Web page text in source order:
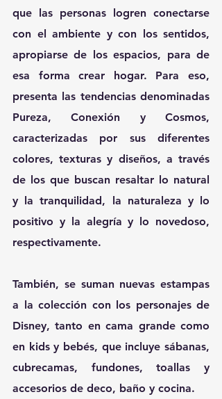
que las personas logren conectarse
con el ambiente y con los sentidos,
apropiarse de los espacios, para de
esa forma crear hogar. Para eso,
presenta las tendencias denominadas
Pureza, Conexión y Cosmos,
caracterizadas por sus diferentes
colores, texturas y diseños, a través
de los que buscan resaltar lo natural
y la tranquilidad, la naturaleza y lo
positivo y la alegría y lo novedoso,
respectivamente.
También, se suman nuevas estampas
a la colección con los personajes de
Disney, tanto en cama grande como
en kids y bebés, que incluye sábanas,
cubrecamas, fundones, toallas y
accesorios de deco, baño y cocina.